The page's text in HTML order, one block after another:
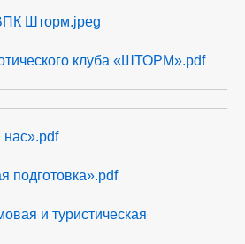
Шторм.jpeg
клуба «ШТОРМ».pdf
и туристическая